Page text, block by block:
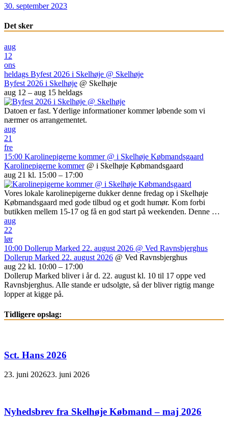
30. september 2023
Det sker
aug
12
ons
heldags Byfest 2026 i Skelhøje @ Skelhøje
Byfest 2026 i Skelhøje @ Skelhøje
aug 12 – aug 15 heldags
Datoen er fast. Yderlige informationer kommer løbende som vi
nærmer os arrangementet.
aug
21
fre
15:00 Karolinepigerne kommer @ i Skelhøje Købmandsgaard
Karolinepigerne kommer @ i Skelhøje Købmandsgaard
aug 21 kl. 15:00 – 17:00
Vores lokale karolinepigerne dukker denne fredag op i Skelhøje
Købmandsgaard med gode tilbud og et godt humør. Kom forbi
butikken mellem 15-17 og få en god start på weekenden. Denne …
aug
22
lør
10:00 Dollerup Marked 22. august 2026 @ Ved Ravnsbjerghus
Dollerup Marked 22. august 2026 @ Ved Ravnsbjerghus
aug 22 kl. 10:00 – 17:00
Dollerup Marked bliver i år d. 22. august kl. 10 til 17 oppe ved
Ravnsbjerghus. Alle stande er udsolgte, så der bliver rigtig mange
lopper at kigge på.
Tidligere opslag:
Sct. Hans 2026
23. juni 202623. juni 2026
Nyhedsbrev fra Skelhøje Købmand – maj 2026